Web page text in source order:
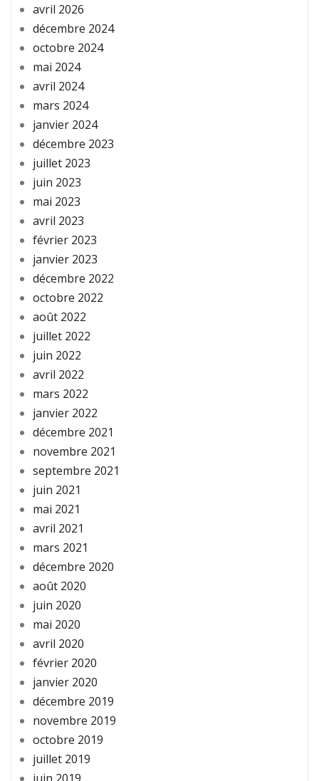
avril 2026
décembre 2024
octobre 2024
mai 2024
avril 2024
mars 2024
janvier 2024
décembre 2023
juillet 2023
juin 2023
mai 2023
avril 2023
février 2023
janvier 2023
décembre 2022
octobre 2022
août 2022
juillet 2022
juin 2022
avril 2022
mars 2022
janvier 2022
décembre 2021
novembre 2021
septembre 2021
juin 2021
mai 2021
avril 2021
mars 2021
décembre 2020
août 2020
juin 2020
mai 2020
avril 2020
février 2020
janvier 2020
décembre 2019
novembre 2019
octobre 2019
juillet 2019